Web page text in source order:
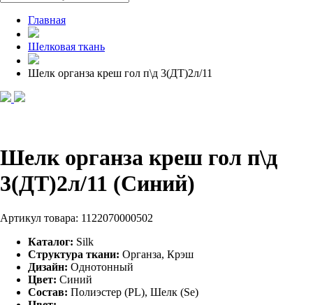
Главная
Шелковая ткань
Шелк органза креш гол п\д 3(ДТ)2л/11
Шелк органза креш гол п\д
3(ДТ)2л/11 (Синий)
Артикул товара: 1122070000502
Каталог: Silk
Структура ткани: Органза, Крэш
Дизайн: Однотонный
Цвет: Синий
Состав: Полиэстер (PL), Шелк (Se)